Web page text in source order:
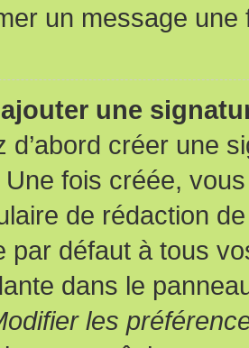
un message une
une
d’abord créer une
Une fois créée,
de rédaction
par défaut à tous
dans le
les